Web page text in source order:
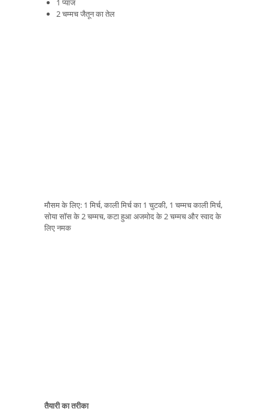
1 प्याज
2 चम्मच जैतून का तेल
मौसम के लिए: 1 मिर्च, काली मिर्च का 1 चुटकी, 1 चम्मच काली मिर्च,
सोया सॉस के 2 चम्मच, कटा हुआ अजमोद के 2 चम्मच और स्वाद के
लिए नमक
तैयारी का तरीका